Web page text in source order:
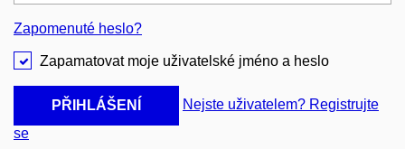
Zapomenuté heslo?
Zapamatovat moje uživatelské jméno a heslo
PŘIHLÁŠENÍ
Nejste uživatelem? Registrujte
se